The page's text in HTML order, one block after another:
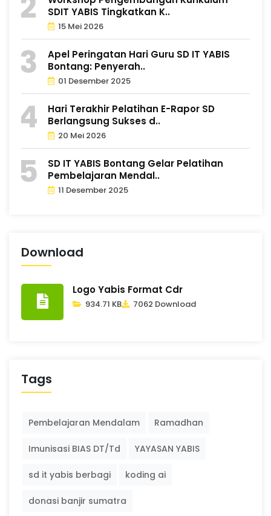
SDIT YABIS Tingkatkan K..
15 Mei 2026
Apel Peringatan Hari Guru SD IT YABIS
Bontang: Penyerah..
01 Desember 2025
Hari Terakhir Pelatihan E-Rapor SD
Berlangsung Sukses d..
20 Mei 2026
SD IT YABIS Bontang Gelar Pelatihan
Pembelajaran Mendal..
11 Desember 2025
Download
Logo Yabis Format Cdr
934.71 KB 7062 Download
Tags
Pembelajaran Mendalam Ramadhan
Imunisasi BIAS DT/Td YAYASAN YABIS
sd it yabis berbagi koding ai
donasi banjir sumatra